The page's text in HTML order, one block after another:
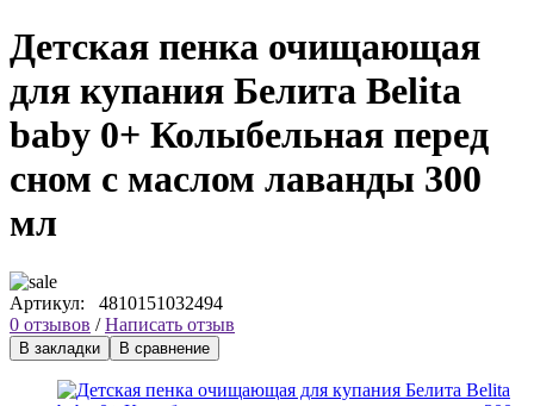
Детская пенка очищающая
для купания Белита Belita
baby 0+ Колыбельная перед
сном с маслом лаванды 300
мл
Артикул: 4810151032494
0 отзывов /Написать отзыв
В закладки В сравнение